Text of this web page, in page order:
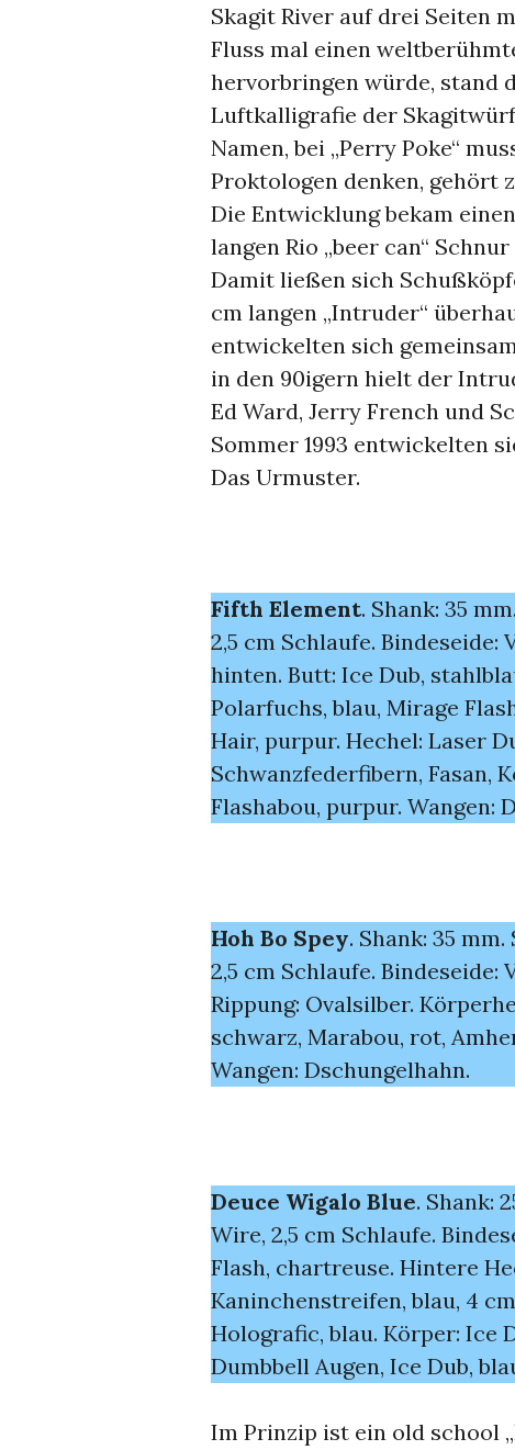
Skagit River auf drei Seiten
Fluss mal einen
hervorbringen würde, stand
Luftkalligrafie der
Namen, bei „Perry Poke“
Proktologen denken, gehört
Die Entwicklung bekam
langen Rio „beer can“
Damit ließen sich
cm langen „Intruder“
entwickelten sich
in den 90igern hielt der
Ed Ward, Jerry French und
Sommer 1993 entwickelten
Das Urmuster.
Fifth Element. Shank: 35
2,5 cm Schlaufe. Bindeseide:
hinten. Butt: Ice Dub,
Polarfuchs, blau, Mirage
Hair, purpur. Hechel: Laser
Schwanzfederfibern, Fasan,
Flashabou, purpur. Wangen:
Hoh Bo Spey. Shank: 35
2,5 cm Schlaufe. Bindeseide:
Rippung: Ovalsilber.
schwarz, Marabou, rot,
Wangen: Dschungelhahn.
Deuce Wigalo Blue. Shank:
Wire, 2,5 cm Schlaufe.
Flash, chartreuse. Hintere
Kaninchenstreifen, blau, 4
Holografic, blau. Körper: Ice
Dumbbell Augen, Ice Dub,
Im Prinzip ist ein old school